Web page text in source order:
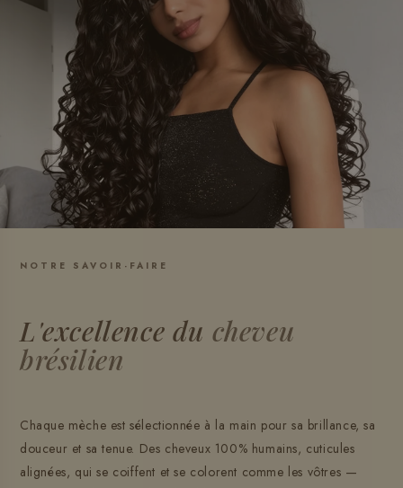
NOTRE SAVOIR-FAIRE
L'excellence du cheveu
brésilien
Chaque mèche est sélectionnée à la main pour sa brillance, sa
douceur et sa tenue. Des cheveux 100% humains, cuticules
alignées, qui se coiffent et se colorent comme les vôtres —